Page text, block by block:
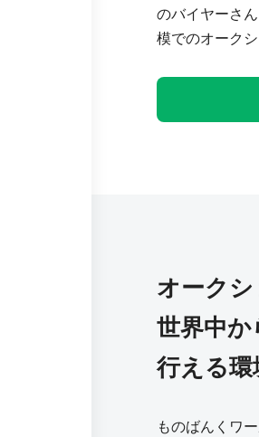
のバイヤーさ
模でのオーク
オークシ
世界中
行える環
ものばんくワ